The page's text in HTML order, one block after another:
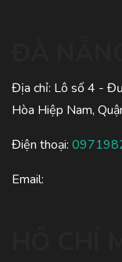
Địa chỉ: Lô số 4 -
Hòa Hiệp Nam,
Điện thoại:
Email: